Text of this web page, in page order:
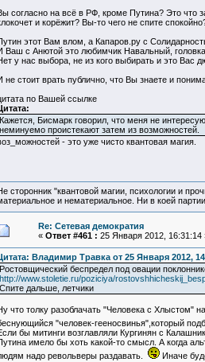
согласно на всё в РФ, кроме Путина? Это что
и корёжит? Вы-то чего не спите
этот Вам влом, а Капаров.ру с
Ваш с Анютой это любимчик Навальный,
у нас выбора, не из кого выбирать и это Вас
не стоит врать публично, что Вы знаете и
по Вашей ссылке
Кажется, Бисмарк говорил, что меня не
неминуемо проистекают затем из возможностей.
- это уже чисто квантовая магия.
сторонник "квантовой магии, психологии и
и нематериальное. Ни в коей
Re: Сетевая демократия
« Ответ #461 : 25 Января 2012, 16:31:14
Владимир Травка от 25 Января 2012,
Ростовщический беспредел под овации
http://www.stoletie.ru/poziciya/
Спите дальше, летчики
что толку разоблачать "Человека с Хлыстом"
"человек-гееносвинья",который
бы митинги возглавляли Кургинян с
имело бы хоть какой-то смысл. А когда
надо револьверы раздавать.
Иначе